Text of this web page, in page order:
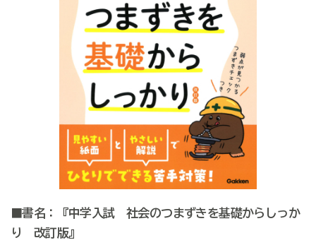
■書名：『中学入試 社会のつまずきを基礎からしっか
り 改訂版』